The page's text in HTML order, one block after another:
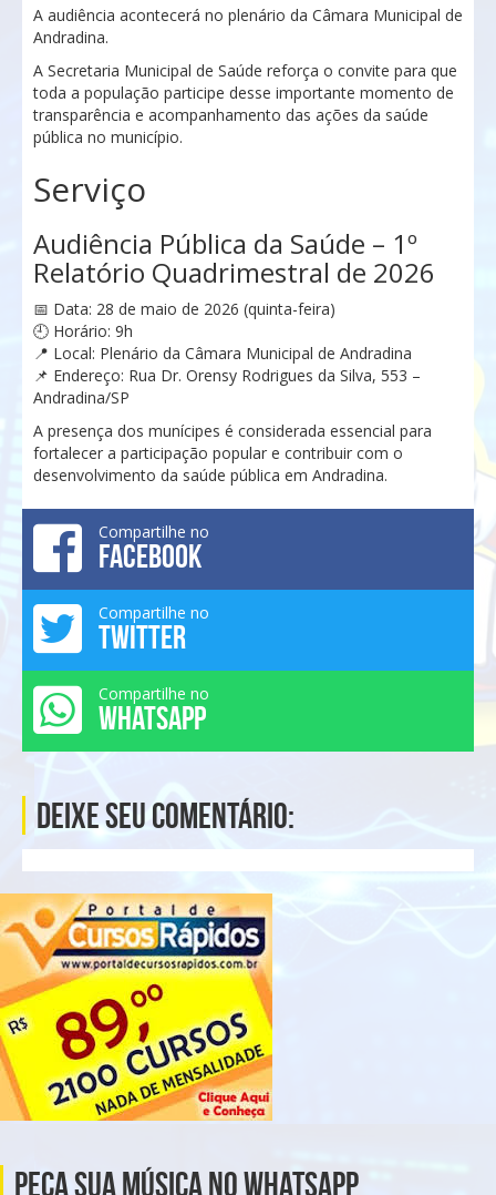
A audiência acontecerá no plenário da Câmara Municipal de
Andradina.
A Secretaria Municipal de Saúde reforça o convite para que
toda a população participe desse importante momento de
transparência e acompanhamento das ações da saúde
pública no município.
Serviço
Audiência Pública da Saúde – 1º
Relatório Quadrimestral de 2026
📅 Data: 28 de maio de 2026 (quinta-feira)
🕘 Horário: 9h
📍 Local: Plenário da Câmara Municipal de Andradina
📌 Endereço: Rua Dr. Orensy Rodrigues da Silva, 553 –
Andradina/SP
A presença dos munícipes é considerada essencial para
fortalecer a participação popular e contribuir com o
desenvolvimento da saúde pública em Andradina.
Compartilhe no
FACEBOOK
Compartilhe no
TWITTER
Compartilhe no
WHATSAPP
Deixe seu comentário:
Peça Sua Música no Whatsapp